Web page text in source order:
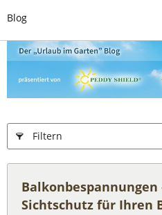
Blog
Filtern
Sichtschutz für Ihren